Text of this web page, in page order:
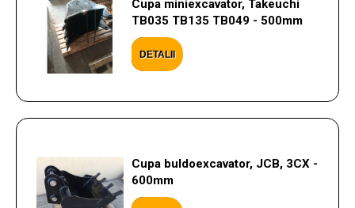
Cupa miniexcavator, Takeuchi
TB035 TB135 TB049 - 500mm
DETALII
Cupa buldoexcavator, JCB, 3CX -
600mm